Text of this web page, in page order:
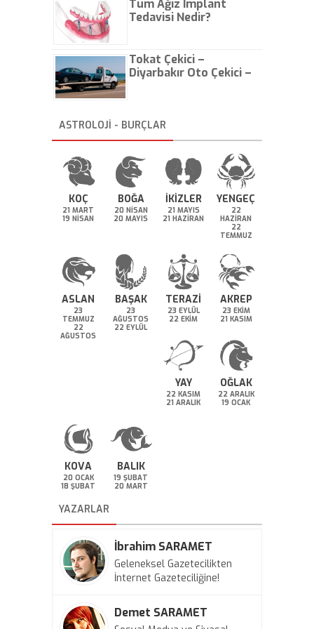
Tüm Ağız İmplant
Tedavisi Nedir?
Tokat Çekici –
Diyarbakır Oto Çekici –
ASTROLOJİ - BURÇLAR
KOÇ
21 MART
19 NİSAN
BOĞA
20 NİSAN
20 MAYIS
İKİZLER
21 MAYIS
21 HAZİRAN
YENGEÇ
22
HAZİRAN
22
TEMMUZ
ASLAN
23
TEMMUZ
22
AĞUSTOS
BAŞAK
23
AĞUSTOS
22 EYLÜL
TERAZİ
23 EYLÜL
22 EKİM
AKREP
23 EKİM
21 KASIM
YAY
22 KASIM
21 ARALIK
OĞLAK
22 ARALIK
19 OCAK
KOVA
20 OCAK
18 ŞUBAT
BALIK
19 ŞUBAT
20 MART
YAZARLAR
İbrahim SARAMET
Geleneksel Gazetecilikten
İnternet Gazeteciliğine!
Demet SARAMET